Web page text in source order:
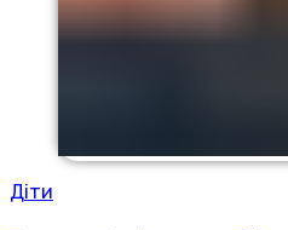
Діти